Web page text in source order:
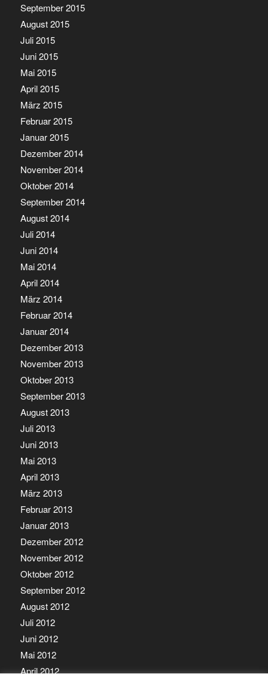
September 2015
August 2015
Juli 2015
Juni 2015
Mai 2015
April 2015
März 2015
Februar 2015
Januar 2015
Dezember 2014
November 2014
Oktober 2014
September 2014
August 2014
Juli 2014
Juni 2014
Mai 2014
April 2014
März 2014
Februar 2014
Januar 2014
Dezember 2013
November 2013
Oktober 2013
September 2013
August 2013
Juli 2013
Juni 2013
Mai 2013
April 2013
März 2013
Februar 2013
Januar 2013
Dezember 2012
November 2012
Oktober 2012
September 2012
August 2012
Juli 2012
Juni 2012
Mai 2012
April 2012